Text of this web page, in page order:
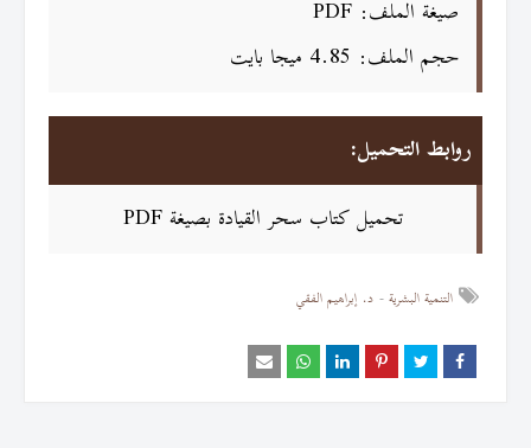
صيغة الملف: PDF
حجم الملف: 4.85 ميجا بايت
روابط التحميل:
تحميل كتاب سحر القيادة بصيغة PDF
التنمية البشرية د. إبراهيم الفقي